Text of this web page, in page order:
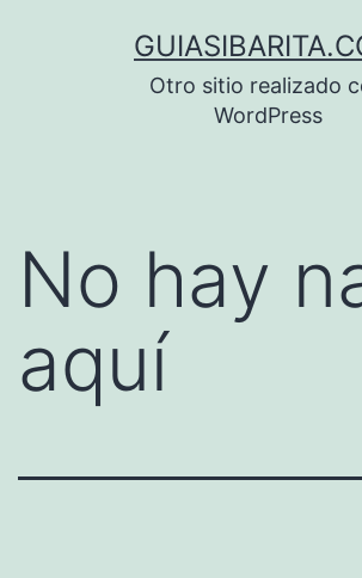
Otro sitio realizado
WordPress
No hay
aquí